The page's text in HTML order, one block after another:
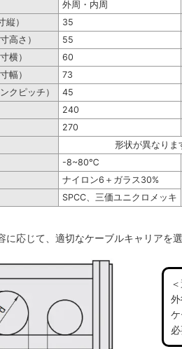
外周・内周
縦）
35
高さ）
55
横）
60
幅）
73
クピッチ）
45
240
270
形状が異なりま
-8~80℃
ナイロン6＋ガラス30%
SPCC、三価ユニクロメッキ
に応じて、適切なケーブルキャリアを